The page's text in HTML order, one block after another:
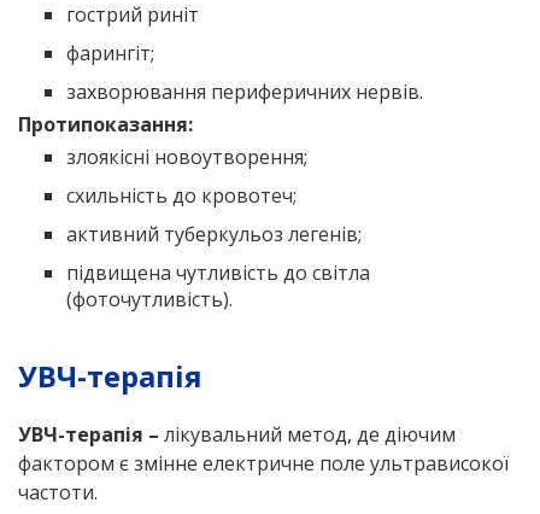
гострий риніт
фарингіт;
захворювання периферичних нервів.
Протипоказання:
злоякісні новоутворення;
схильність до кровотеч;
активний туберкульоз легенів;
підвищена чутливість до світла
(фоточутливість).
УВЧ-терапія
УВЧ-терапія – лікувальний метод, де діючим
фактором є змінне електричне поле ультрависокої
частоти.